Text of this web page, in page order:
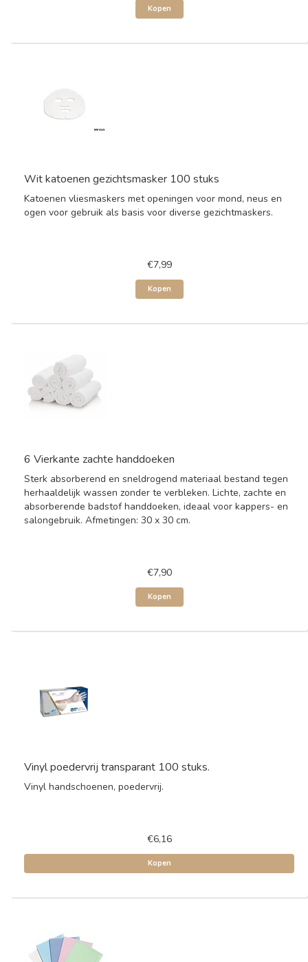
Kopen
Wit katoenen gezichtsmasker 100 stuks
Katoenen vliesmaskers met openingen voor mond, neus en
ogen voor gebruik als basis voor diverse gezichtmaskers.
€7,99
Kopen
6 Vierkante zachte handdoeken
Sterk absorberend en sneldrogend materiaal bestand tegen
herhaaldelijk wassen zonder te verbleken. Lichte, zachte en
absorberende badstof handdoeken, ideaal voor kappers- en
salongebruik. Afmetingen: 30 x 30 cm.
€7,90
Kopen
Vinyl poedervrij transparant 100 stuks.
Vinyl handschoenen, poedervrij.
€6,16
Kopen